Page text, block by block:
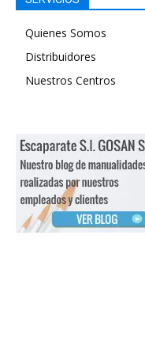
Quienes Somos
Distribuidores
Nuestros Centros